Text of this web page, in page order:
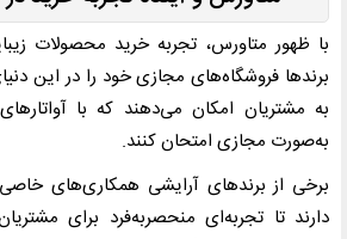
با ظهور متاورس، تجربه خرید محصولات
برندها فروشگاه‌های مجازی خود را در این
به مشتریان امکان می‌دهند که با
به‌صورت مجازی امتحان کنند.
برخی از برندهای آرایشی همکاری‌های خاصی
دارند تا تجربه‌ای منحصربه‌فرد برای